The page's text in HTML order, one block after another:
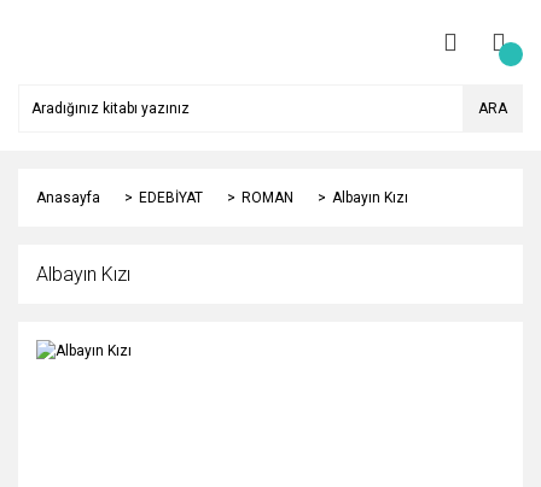
ARA
Anasayfa EDEBİYAT ROMAN Albayın Kızı
Albayın Kızı